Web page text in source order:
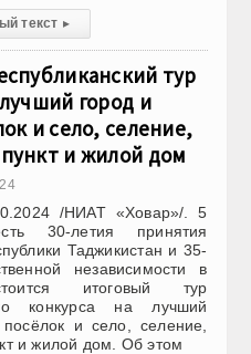
текст ▸
тур
город и
и село, селение,
и жилой дом
/НИАТ «Ховар»/. 5
30-летия принятия
Таджикистан и 35-
независимости в
итоговый тур
конкурса на лучший
и село, селение,
и жилой дом. Об этом